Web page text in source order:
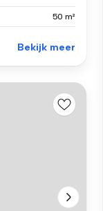
50 m²
Bekijk meer